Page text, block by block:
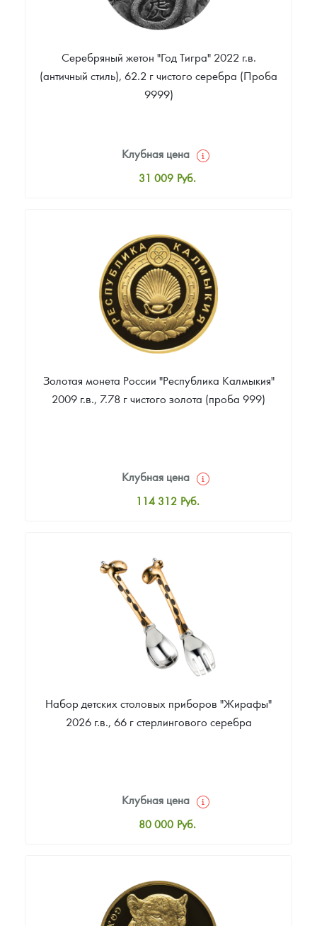
Серебряный жетон "Год Тигра" 2022 г.в.
(античный стиль), 62.2 г чистого серебра (Проба
9999)
Клубная цена
31 009 Руб.
Цена выкупа
Звоните
Золотая монета России "Республика Калмыкия"
2009 г.в., 7.78 г чистого золота (проба 999)
Клубная цена
114 312 Руб.
Цена выкупа
Звоните
Набор детских столовых приборов "Жирафы"
2026 г.в., 66 г стерлингового серебра
Клубная цена
80 000 Руб.
Цена выкупа
Звоните